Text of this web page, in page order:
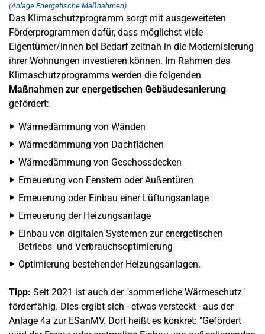
(Anlage Energetische Maßnahmen)
Das Klimaschutzprogramm sorgt mit ausgeweiteten
Förderprogrammen dafür, dass möglichst viele
Eigentümer/innen bei Bedarf zeitnah in die Modernisierung
ihrer Wohnungen investieren können. Im Rahmen des
Klimaschutzprogramms werden die folgenden
Maßnahmen zur energetischen Gebäudesanierung
gefördert:
Wärmedämmung von Wänden
Wärmedämmung von Dachflächen
Wärmedämmung von Geschossdecken
Erneuerung von Fenstern oder Außentüren
Erneuerung oder Einbau einer Lüftungsanlage
Erneuerung der Heizungsanlage
Einbau von digitalen Systemen zur energetischen
Betriebs- und Verbrauchsoptimierung
Optimierung bestehender Heizungsanlagen.
Tipp: Seit 2021 ist auch der "sommerliche Wärmeschutz"
förderfähig. Dies ergibt sich - etwas versteckt - aus der
Anlage 4a zur ESanMV. Dort heißt es konkret: "Gefördert